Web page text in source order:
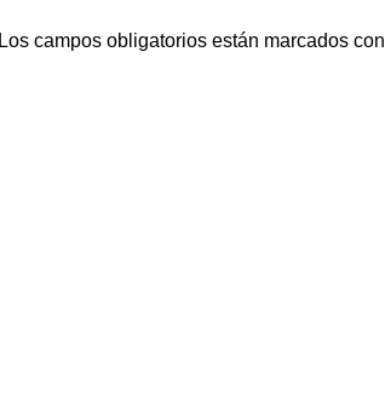
Los campos obligatorios están marcados con